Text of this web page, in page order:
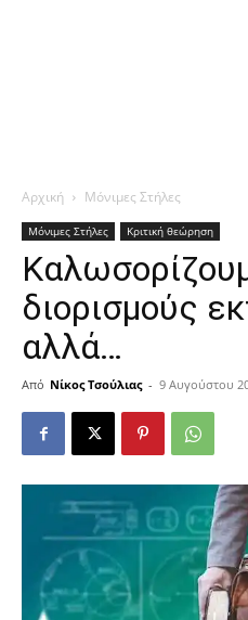
Αρχική Μόνιμες Στήλες
Μόνιμες Στήλες Κριτική θεώρηση
διορισμούς
αλλά…
Από Νίκος Τσούλιας - 9 Αυγούστου